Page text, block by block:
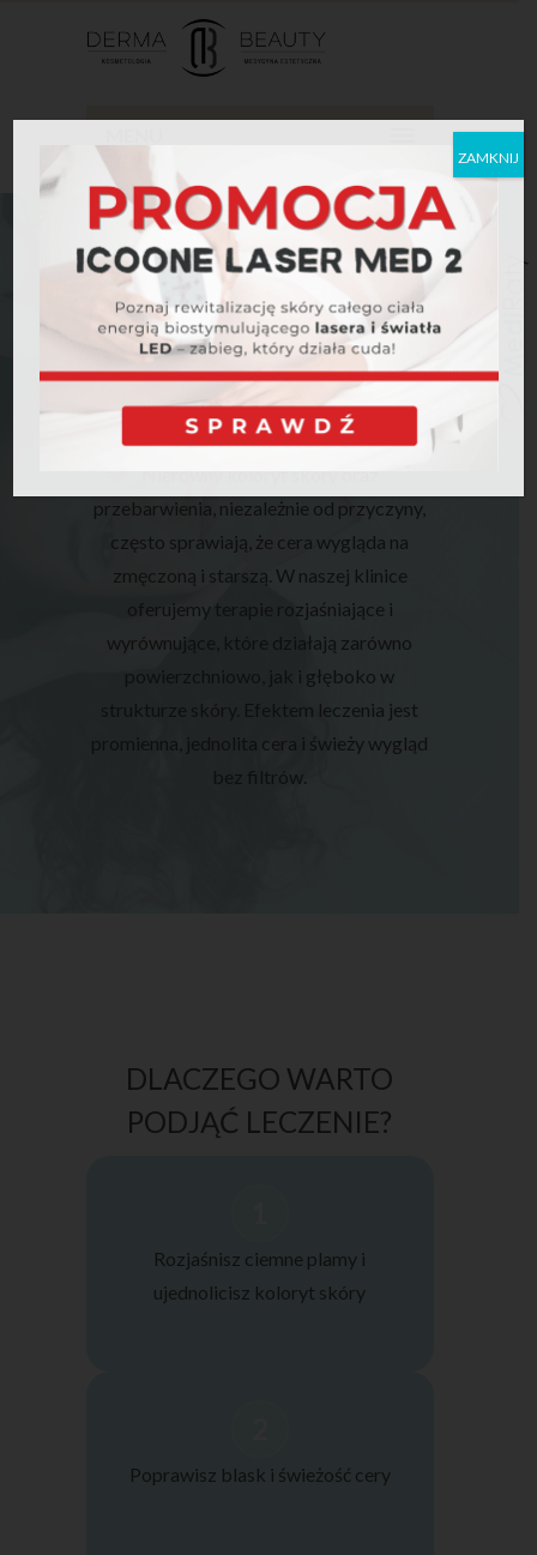
PRZEBARWIENIA I
NIERÓWNY
KOLORYT
Nierówny koloryt skóry oraz
przebarwienia, niezależnie od przyczyny,
często sprawiają, że cera wygląda na
zmęczoną i starszą. W naszej klinice
oferujemy terapie rozjaśniające i
wyrównujące, które działają zarówno
powierzchniowo, jak i głęboko w
strukturze skóry. Efektem leczenia jest
promienna, jednolita cera i świeży wygląd
bez filtrów.
DLACZEGO WARTO
PODJĄĆ LECZENIE?
Rozjaśnisz ciemne plamy i
ujednolicisz koloryt skóry
Poprawisz blask i świeżość cery
ZAMKNIJ